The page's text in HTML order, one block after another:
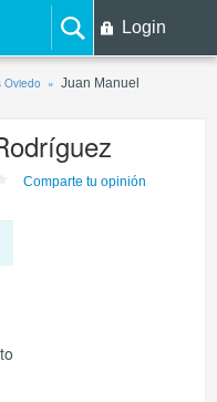
Login
Oviedo
Juan Manuel
Comparte tu opinión